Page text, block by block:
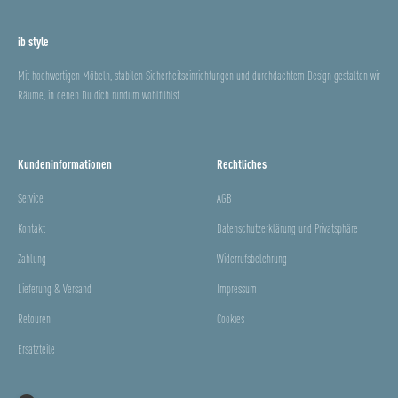
ib style
Mit hochwertigen Möbeln, stabilen Sicherheitseinrichtungen und durchdachtem Design gestalten wir
Räume, in denen Du dich rundum wohlfühlst.
Kundeninformationen
Service
Kontakt
Zahlung
Lieferung & Versand
Retouren
Ersatzteile
Rechtliches
AGB
Datenschutzerklärung und Privatsphäre
Widerrufsbelehrung
Impressum
Cookies